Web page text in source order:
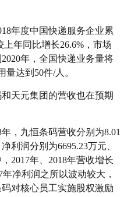
年度中国快递服务企业累
年同比增长26.6%，市场
年，全国快递业务量将
达到50件/人。
天元集团的营收也在预期
，九恒条码营收分别为8.01
利润分别为6695.23万元、
2017年、2018年营收增长
年净利润之所以波动较大，
对核心员工实施股权激励